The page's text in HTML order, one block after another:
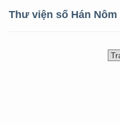
Thư viện số Hán Nôm